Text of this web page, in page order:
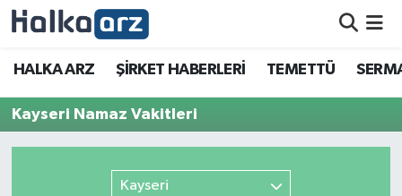
HALKA ARZ ŞİRKET HABERLERİ TEMETTÜ
Kayseri Namaz Vakitleri
Kayseri
HALKA ARZ
SERMAYE ARTIRIMI